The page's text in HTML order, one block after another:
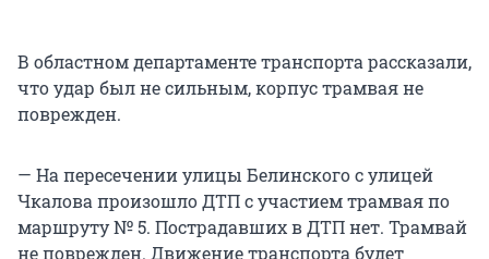
В областном департаменте транспорта рассказали,
что удар был не сильным, корпус трамвая не
поврежден.
— На пересечении улицы Белинского с улицей
Чкалова произошло ДТП с участием трамвая по
маршруту № 5. Пострадавших в ДТП нет. Трамвай
не поврежден. Движение транспорта будет